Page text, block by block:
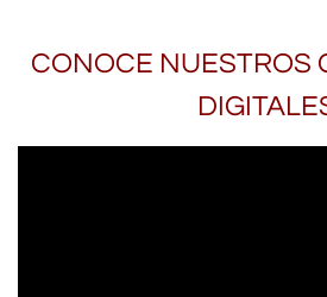
CONOCE NUESTROS